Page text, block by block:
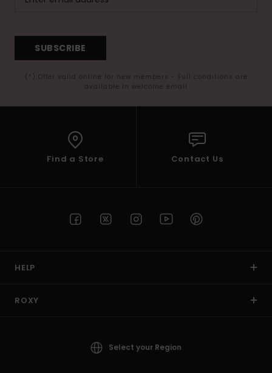
SUBSCRIBE
(*) Offer valid online for new members - Full conditions are
available in welcome email
Find a Store Contact Us
HELP
ROXY
Select your Region